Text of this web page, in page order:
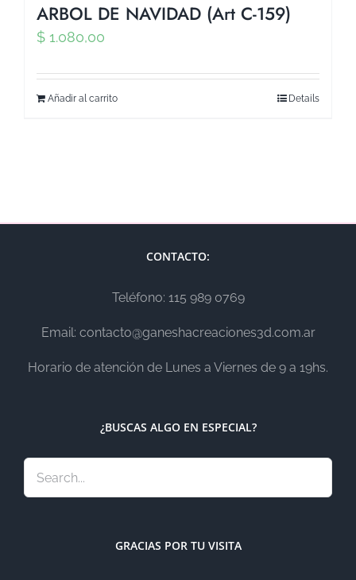
ARBOL DE NAVIDAD (Art C-159)
$ 1.080,00
Añadir al carrito Details
CONTACTO:
Teléfono: 115 989 0769
Email: contacto@ganeshacreaciones3d.com.ar
Horario de atención de Lunes a Viernes de 9 a 19hs.
¿BUSCAS ALGO EN ESPECIAL?
GRACIAS POR TU VISITA